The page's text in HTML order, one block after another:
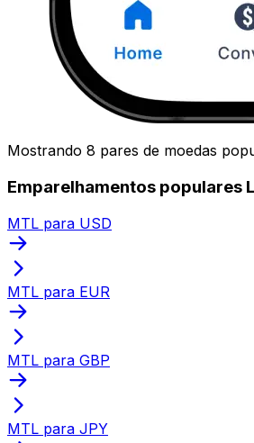
Mostrando 8 pares de moedas
Emparelhamentos populares
MTL para USD
MTL para EUR
MTL para GBP
MTL para JPY